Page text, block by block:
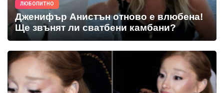
ЛЮБОПИТНО
Дженифър Анистън отново е влюбена!
Ще звънят ли сватбени камбани?